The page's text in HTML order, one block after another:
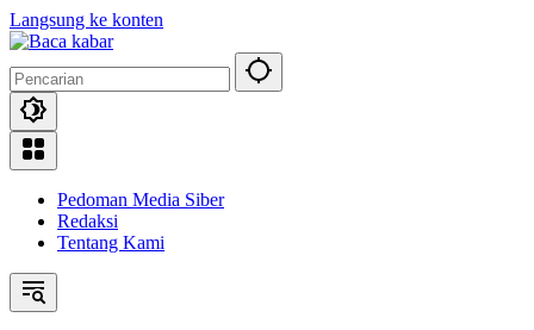
Langsung ke konten
Pedoman Media Siber
Redaksi
Tentang Kami